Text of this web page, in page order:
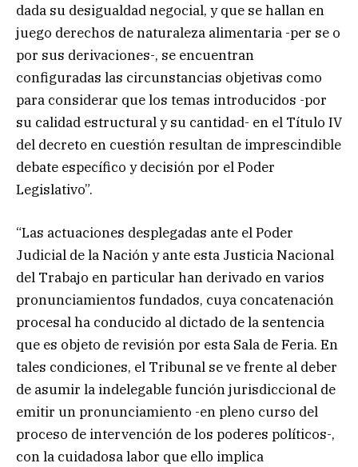
dada su desigualdad negocial, y que se hallan en
juego derechos de naturaleza alimentaria -per se o
por sus derivaciones-, se encuentran
configuradas las circunstancias objetivas como
para considerar que los temas introducidos -por
su calidad estructural y su cantidad- en el Título IV
del decreto en cuestión resultan de imprescindible
debate específico y decisión por el Poder
Legislativo”.
“Las actuaciones desplegadas ante el Poder
Judicial de la Nación y ante esta Justicia Nacional
del Trabajo en particular han derivado en varios
pronunciamientos fundados, cuya concatenación
procesal ha conducido al dictado de la sentencia
que es objeto de revisión por esta Sala de Feria. En
tales condiciones, el Tribunal se ve frente al deber
de asumir la indelegable función jurisdiccional de
emitir un pronunciamiento -en pleno curso del
proceso de intervención de los poderes políticos-,
con la cuidadosa labor que ello implica